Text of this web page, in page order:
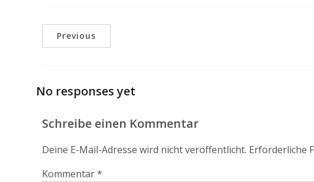
Previous
No responses yet
Schreibe einen Kommentar
Deine E-Mail-Adresse wird nicht veröffentlicht. Erforderliche
Kommentar*